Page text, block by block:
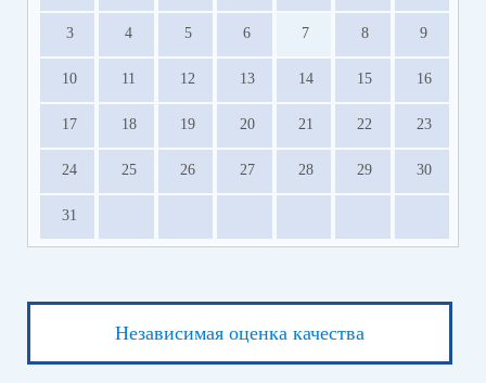
3 4 5 6 7 8 9
10 11 12 13 14 15 16
17 18 19 20 21 22 23
24 25 26 27 28 29 30
31
Независимая оценка качества